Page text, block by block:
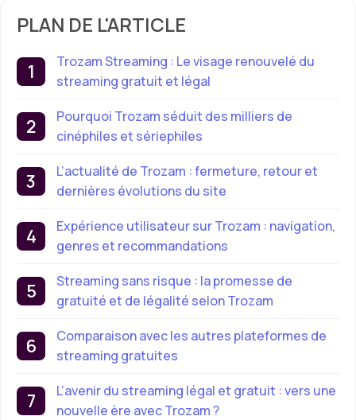
PLAN DE L'ARTICLE
Trozam Streaming : Le visage renouvelé du
streaming gratuit et légal
Pourquoi Trozam séduit des milliers de
cinéphiles et sériephiles
L’actualité de Trozam : fermeture, retour et
dernières évolutions du site
Expérience utilisateur sur Trozam : navigation,
genres et recommandations
Streaming sans risque : la promesse de
gratuité et de légalité selon Trozam
Comparaison avec les autres plateformes de
streaming gratuites
L’avenir du streaming légal et gratuit : vers une
nouvelle ère avec Trozam ?